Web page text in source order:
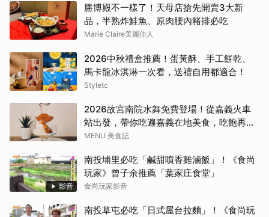
勝博殿不一樣了！天母店搶先開賣3大新
品，半熟炸鮭魚、原肉腰內豬排必吃
Marie Claire美麗佳人
2026中秋禮盒推薦！蛋黃酥、手工餅乾、
馬卡龍冰淇淋一次看，送禮自用都適合！
Styletc
2026故宮南院水舞免費登場！從嘉義火車
站出發，帶你吃遍嘉義在地美食，吃飽再去
看夜間展演，這周末就這樣安排吧！
MENU 美食誌
影音
南投埔里必吃「鹹甜噴香雞滷飯」！《食尚
玩家》曾子余推薦「葉家庄食堂」
食尚玩家影音
南投草屯必吃「日式屋台拉麵」！《食尚玩